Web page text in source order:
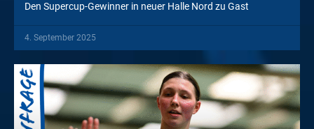
Den Supercup-Gewinner in neuer Halle Nord zu Gast
4. September 2025